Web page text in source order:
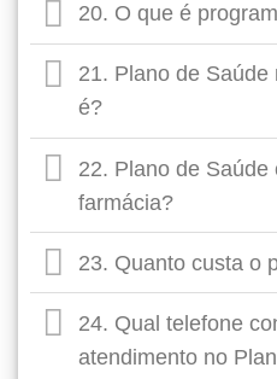
20. O que é
21. Plano de
é?
22. Plano de Saúde
farmácia?
23. Quanto custa o
24. Qual telefone
atendimento no